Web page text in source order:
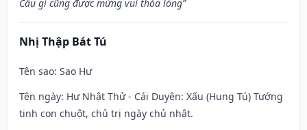
Cầu gì cũng được mừng vui thỏa lòng”
Nhị Thập Bát Tú
Tên sao: Sao Hư
Tên ngày: Hư Nhật Thử - Cái Duyên: Xấu (Hung Tú) Tướng
tinh con chuột, chủ trị ngày chủ nhật.